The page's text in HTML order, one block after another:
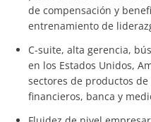
de compensación y
entrenamiento de
C-suite, alta gerencia,
en los Estados Unidos,
sectores de productos
financieros, banca y